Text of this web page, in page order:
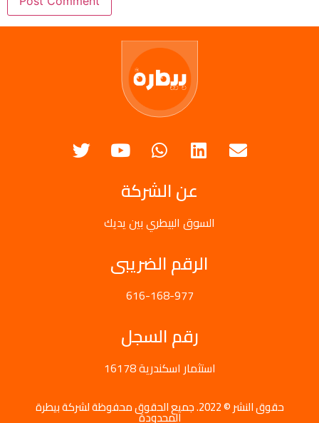
عن الشركة
السوق البيطري بين يديك
الرقم الضريبى
616-168-977
رقم السجل
16178 استثمار اسكندرية
حقوق النشر © 2022. جميع الحقوق محفوظة لشركة بيطرة
المحدودة